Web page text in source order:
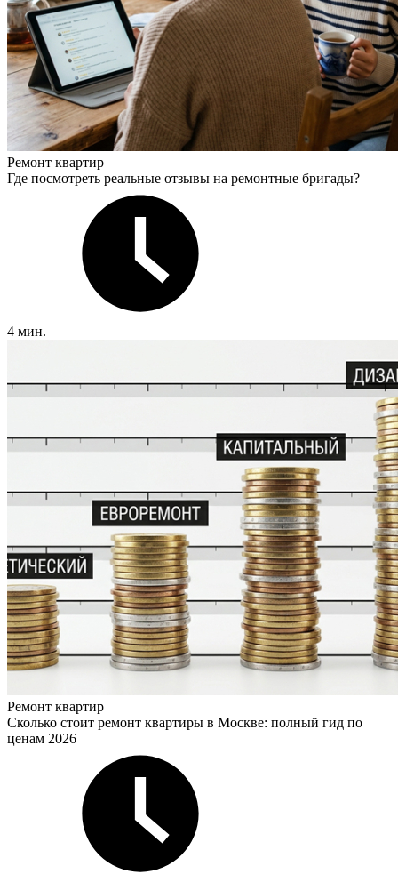
Ремонт квартир
Где посмотреть реальные отзывы на ремонтные бригады?
4 мин.
Ремонт квартир
Сколько стоит ремонт квартиры в Москве: полный гид по
ценам 2026